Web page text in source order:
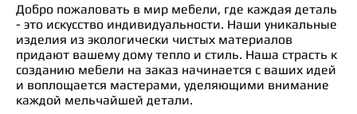
Добро пожаловать в мир мебели, где каждая деталь
- это искусство индивидуальности. Наши уникальные
изделия из экологически чистых материалов
придают вашему дому тепло и стиль. Наша страсть к
созданию мебели на заказ начинается с ваших идей
и воплощается мастерами, уделяющими внимание
каждой мельчайшей детали.